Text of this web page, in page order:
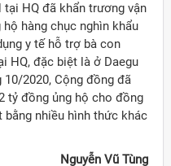
tại HQ đã khẩn trương vận
hàng chục nghìn khẩu
y tế hỗ trợ bà con
HQ, đặc biệt là ở Daegu
10/2020, Cộng đồng đã
tỷ đồng ủng hộ cho đồng
bằng nhiều hình thức khác
Nguyễn Vũ Tùng